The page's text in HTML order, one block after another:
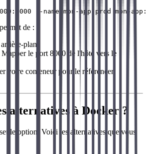
de :
plan
Mapper le port 8000 de l'hôte vers le
votre conteneur pour le référencer
alternatives à Docker ?
option. Voici les alternatives que vous